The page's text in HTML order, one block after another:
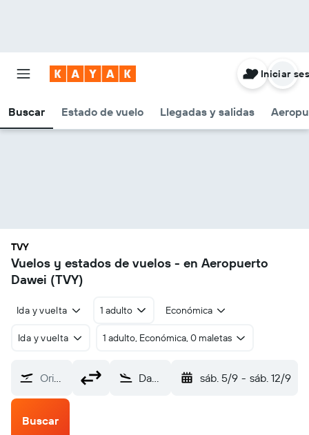
Buscar Estado de vuelo Llegadas y salidas
Iniciar
TVY
Vuelos y estados de vuelos - en Aeropuerto
Dawei (TVY)
Ida y vuelta 1 adulto Económica
Ida y vuelta 1 adulto, Económica, 0 maletas
Origen Dawei (TVY) sáb. 5/9 - sáb. 12/9
Buscar